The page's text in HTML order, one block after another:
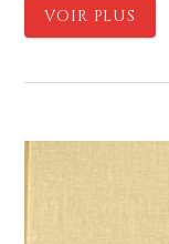
VOIR PLUS